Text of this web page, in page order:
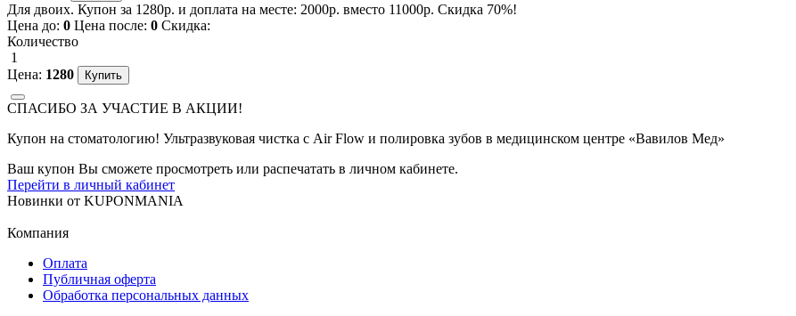
Для двоих. Купон за 1280р. и доплата на месте: 2000р. вместо 11000р. Скидка 70%!
Цена до: 0 Цена после: 0 Скидка:
Количество
1
Цена: 1280
СПАСИБО ЗА УЧАСТИЕ В АКЦИИ!
Купон на стоматологию! Ультразвуковая чистка с Air Flow и полировка зубов в медицинском центре «Вавилов Мед»
Ваш купон Вы сможете просмотреть или распечатать в личном кабинете.
Перейти в личный кабинет
Новинки от KUPONMANIA
Компания
Оплата
Публичная оферта
Обработка персональных данных